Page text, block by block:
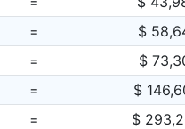
= $
= $
= $
= $